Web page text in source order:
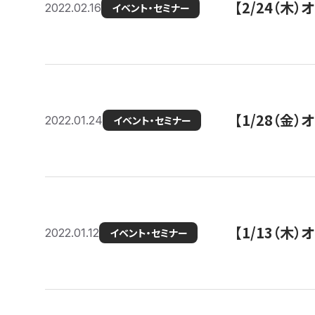
2022.02.16 イベント・セミナー 【2/24（木
2022.01.24 イベント・セミナー 【1/28（金）
2022.01.12 イベント・セミナー 【1/13（木